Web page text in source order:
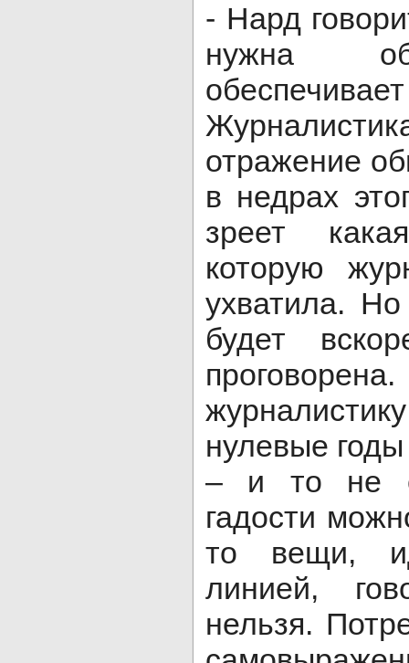
- Нард
нужна
отражение
в недрах
зреет
которую
ухватила.
будет
нулевые
– и то не
гадости
то вещи,
линией,
нельзя.